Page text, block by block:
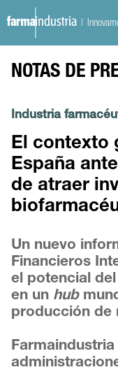
|
NOTAS DE
Industria
El contexto
España
de atraer
Un nuevo
Financieros
el potencial
en un hub
producción de